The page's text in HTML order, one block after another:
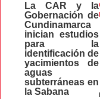
La CAR y la
Gobernación de
Cundinamarca
inician estudios
para la
identificación de
yacimientos de
aguas
subterráneas en
la Sabana